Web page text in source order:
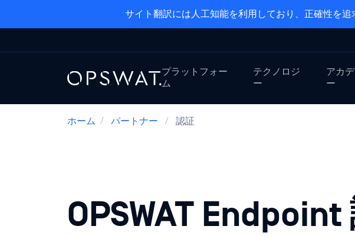
サイト翻訳には人工知能を利用しており、正確性を
プラットフォー
ム
テクノロジ
ー
アカデ
ー
ホーム / パートナー / 認証
OPSWAT